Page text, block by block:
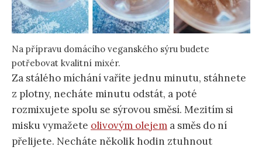
Na přípravu domácího veganského sýru budete
potřebovat kvalitní mixér.
Za stálého míchání vaříte jednu minutu, stáhnete
z plotny, necháte minutu odstát, a poté
rozmixujete spolu se sýrovou směsí. Mezitím si
misku vymažete olivovým olejem a směs do ní
přelijete. Necháte několik hodin ztuhnout